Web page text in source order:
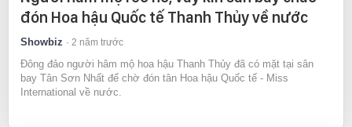
đón Hoa hậu Quốc tế Thanh Thủy về nước
Showbiz 2 năm trước
Đông đảo người hâm mộ hoa hậu Thanh Thủy đã có mặt tại sân
bay Tân Sơn Nhất để chờ đón tân Hoa hậu Quốc tế - Miss
International về nước.